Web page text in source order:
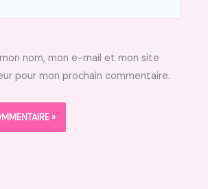
nom, mon e-mail et mon site
pour mon prochain commentaire.